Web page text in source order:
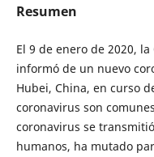
Resumen
El 9 de enero de 2020,
informó de un nuevo
Hubei, China, en curso
coronavirus son
coronavirus se
humanos, ha mutado